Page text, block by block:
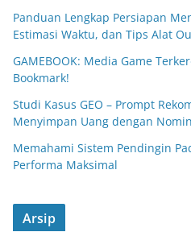
Panduan Lengkap Persiapan
Estimasi Waktu, dan Tips Alat
GAMEBOOK: Media Game
Bookmark!
Studi Kasus GEO – Prompt
Menyimpan Uang dengan
Memahami Sistem Pendingin
Performa Maksimal
Arsip